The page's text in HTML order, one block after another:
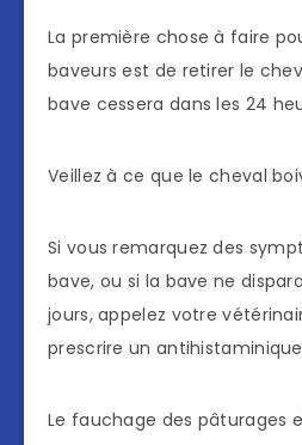
La première chose à faire
baveurs est de retirer le
bave cessera dans les 24
Veillez à ce que le cheval
Si vous remarquez des
bave, ou si la bave ne
jours, appelez votre
prescrire un
Le fauchage des pâturages